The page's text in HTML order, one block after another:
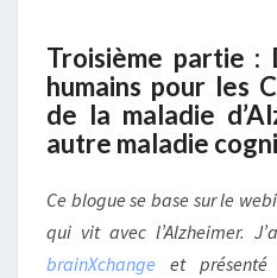
Troisième partie :
humains pour les
de la maladie
autre maladie
Ce blogue se base sur le
qui vit avec l’Alzheimer.
brainXchange et